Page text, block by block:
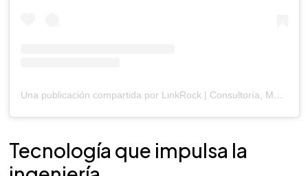
Una publicación compartida por LinkRock | Consultoría, Marketing & Tecnologías. (@linkrocktech)
Tecnología que impulsa la